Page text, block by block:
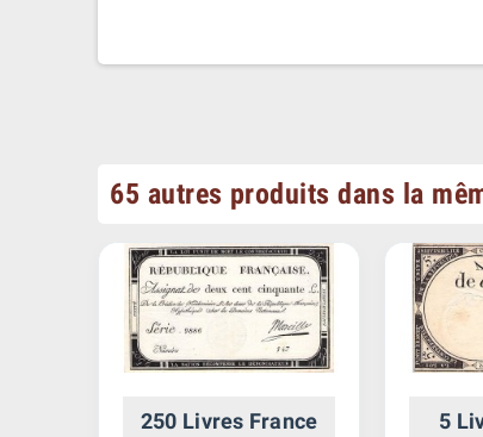
65 autres produits dans la
250 Livres France
5